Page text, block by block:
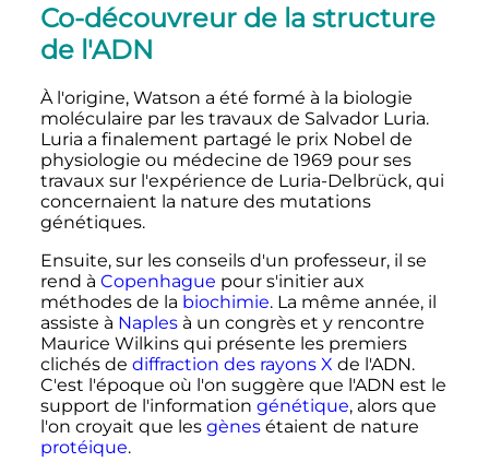
Co-découvreur de la structure
de l'ADN
À l'origine, Watson a été formé à la biologie
moléculaire par les travaux de Salvador Luria.
Luria a finalement partagé le prix Nobel de
physiologie ou médecine de 1969 pour ses
travaux sur l'expérience de Luria-Delbrück, qui
concernaient la nature des mutations
génétiques.
Ensuite, sur les conseils d'un professeur, il se
rend à Copenhague pour s'initier aux
méthodes de la biochimie. La même année, il
assiste à Naplesà un congrès et y rencontre
Maurice Wilkins qui présente les premiers
clichés de diffraction des rayons X de l'ADN.
C'est l'époque où l'on suggère que l'ADN est le
support de l'information génétique, alors que
l'on croyait que les gènesétaient de nature
protéique.